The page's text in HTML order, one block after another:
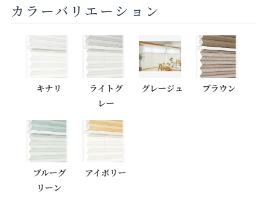
カラーバリエーション
キナリ
ライトグ
レー
グレージュ ブラウン
ブルーグ
リーン
アイボリー